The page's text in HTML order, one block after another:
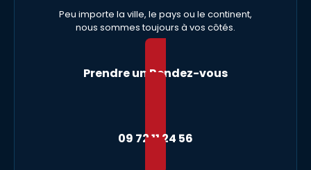
Peu importe la ville, le pays ou le continent,
nous sommes toujours à vos côtés.
Prendre un Rendez-vous
09 72 11 24 56